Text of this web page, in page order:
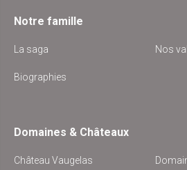
Notre famille
La saga Nos
Biographies
Domaines & Châteaux
Château Vaugelas